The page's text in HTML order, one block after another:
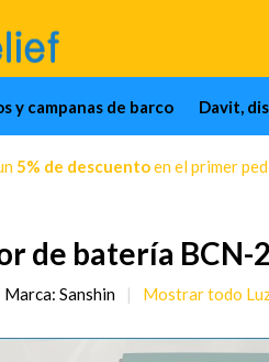
y campanas de barco Davit,
5% de descuentoen el primer
de batería BCN-
Marca: Sanshin Mostrar todo